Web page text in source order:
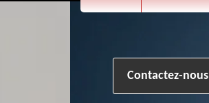
Contactez-nous